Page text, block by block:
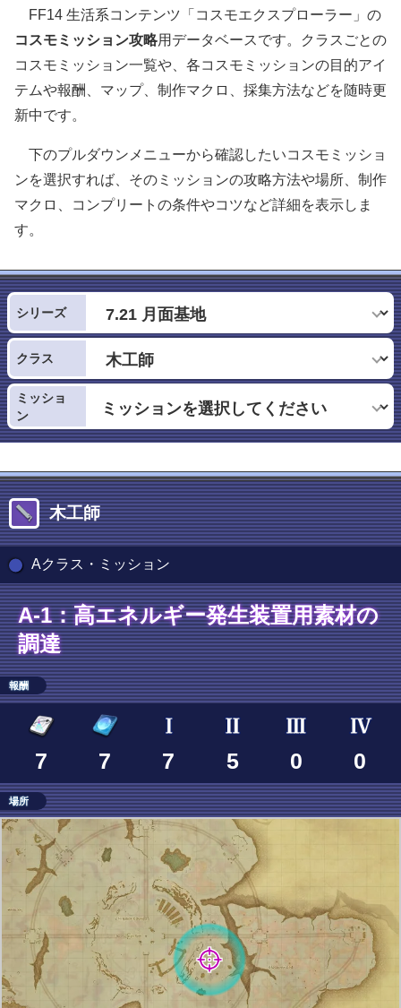
FF14 生活系コンテンツ「コスモエクスプローラー」の
コスモミッション攻略用データベースです。クラスごとの
コスモミッション一覧や、各コスモミッションの目的アイ
テムや報酬、マップ、制作マクロ、採集方法などを随時更
新中です。
下のプルダウンメニューから確認したいコスモミッショ
ンを選択すれば、そのミッションの攻略方法や場所、制作
マクロ、コンプリートの条件やコツなど詳細を表示しま
す。
シリーズ
クラス
ミッショ
ン
木工師
Aクラス・ミッション
A-1：高エネルギー発生装置用素材の
調達
報酬
7 7 7 5 0 0
場所